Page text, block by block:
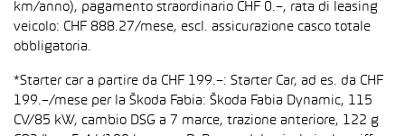
km/anno), pagamento straordinario CHF 0.–, rata di leasing
veicolo: CHF 888.27/mese, escl. assicurazione casco totale
obbligatoria.
*Starter car a partire da CHF 199.–: Starter Car, ad es. da CHF
199.–/mese per la Škoda Fabia: Škoda Fabia Dynamic, 115
CV/85 kW, cambio DSG a 7 marce, trazione anteriore, 122 g